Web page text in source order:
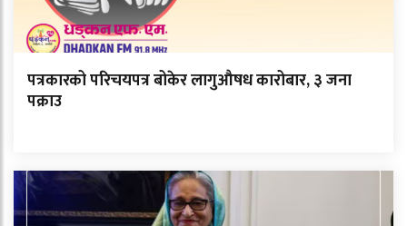
पत्रकारको परिचयपत्र बोकेर लागुऔषध कारोबार, ३ जना
पक्राउ